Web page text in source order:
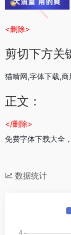
<删除>
剪切下方关
猫啃网,字体下载,
正文：
</删除>
免费字体下载大全
数据统计